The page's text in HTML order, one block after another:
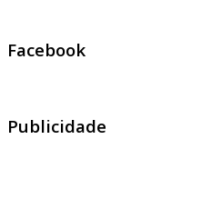
Facebook
Publicidade